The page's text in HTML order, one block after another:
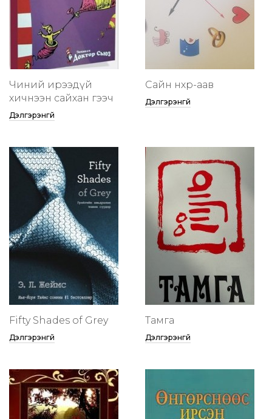
Чиний ирээдүй
хичнээн сайхан гээч
Дэлгэрэнгүй
Сайн нөхөр-аав
Дэлгэрэнгүй
Fifty Shades of Grey
Дэлгэрэнгүй
Тамга
Дэлгэрэнгүй